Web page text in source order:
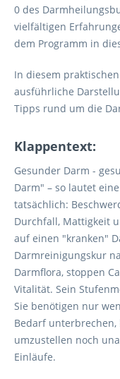
0 des
vielfältigen
dem Programm in
In diesem
ausführliche
Tipps rund um die
Klappentext:
Gesunder Darm -
Darm" – so lautet
tatsächlich:
Durchfall, Mattigkeit
auf einen "kranken"
Darmreinigungskur
Darmflora, stoppen
Vitalität. Sein
Sie benötigen nur
Bedarf
umzustellen noch
Einläufe.